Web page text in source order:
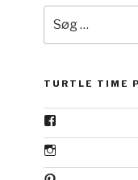
efter:
TURTLE TIME
Facebook